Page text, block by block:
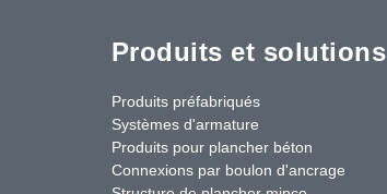
Produits et solutions
Produits préfabriqués
Systèmes d'armature
Produits pour plancher béton
Connexions par boulon d'ancrage